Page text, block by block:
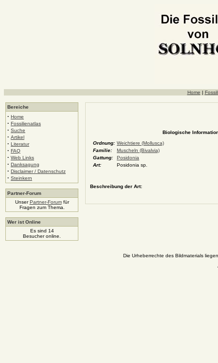
Home |
Bereiche
· Home
· Fossilienatlas
· Suche
· Artikel
· Literatur
· FAQ
· Web Links
· Danksagung
· Disclaimer / Datenschutz
· Steinkern
Partner-Forum
UnserPartner-Forumfür
Fragen zum Thema.
Wer ist Online
Es sind 14
Besucher online.
Biologische
Ordnung: Weichtiere (Mollusca)
Familie:
Muscheln (Bivalvia)
Gattung:
Posidonia
Art:
Posidonia sp.
Beschreibung der Art:
Die Urheberrechte des Bildmaterials